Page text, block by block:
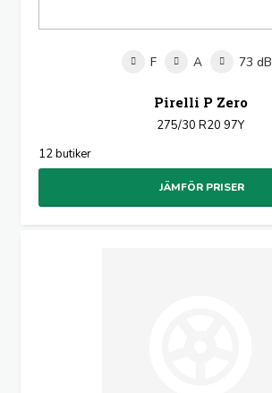
F A 73 dB
Pirelli P Zero
275/30 R20 97Y
12 butiker
JÄMFÖR PRISER